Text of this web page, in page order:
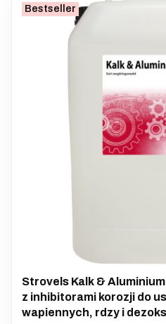
Bestseller
Strovels Kalk &
z inhibitorami korozji do
wapiennych, rdzy i